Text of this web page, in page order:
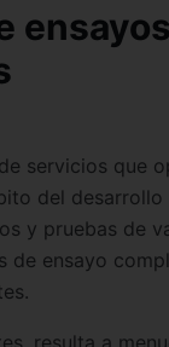
servicios que
del desarrollo
y pruebas de
de ensayo
resulta a